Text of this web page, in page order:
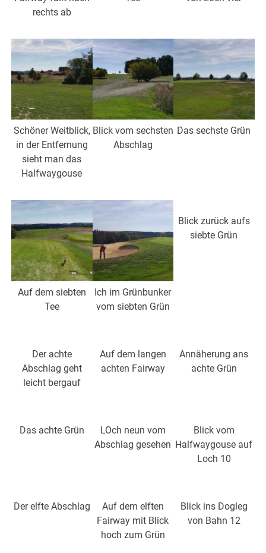
rechts ab
Schöner Weitblick,
in der Entfernung
sieht man das
Halfwaygouse
Blick vom sechsten
Abschlag
Das sechste Grün
Auf dem siebten
Tee
Ich im Grünbunker
vom siebten Grün
Blick zurück aufs
siebte Grün
Der achte
Abschlag geht
leicht bergauf
Auf dem langen
achten Fairway
Annäherung ans
achte Grün
Das achte Grün
LOch neun vom
Abschlag gesehen
Blick vom
Halfwaygouse auf
Loch 10
Der elfte Abschlag
Auf dem elften
Fairway mit Blick
hoch zum Grün
Blick ins Dogleg
von Bahn 12